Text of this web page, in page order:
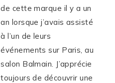
de cette marque il y a un
an lorsque j’avais assisté
à l’un de leurs
événements sur Paris, au
salon Balmain. J’apprécie
toujours de découvrir une